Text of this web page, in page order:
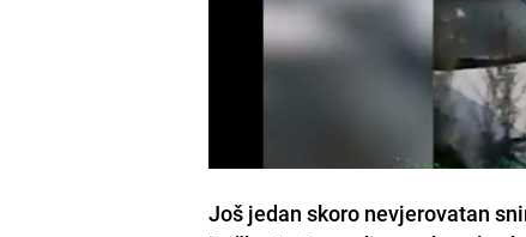
Još jedan skoro nevjerovatan